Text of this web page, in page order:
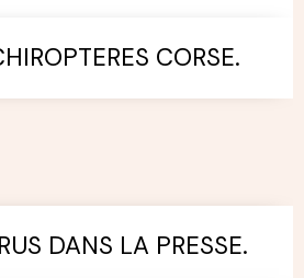
CORSE.
DANS LA PRESSE.